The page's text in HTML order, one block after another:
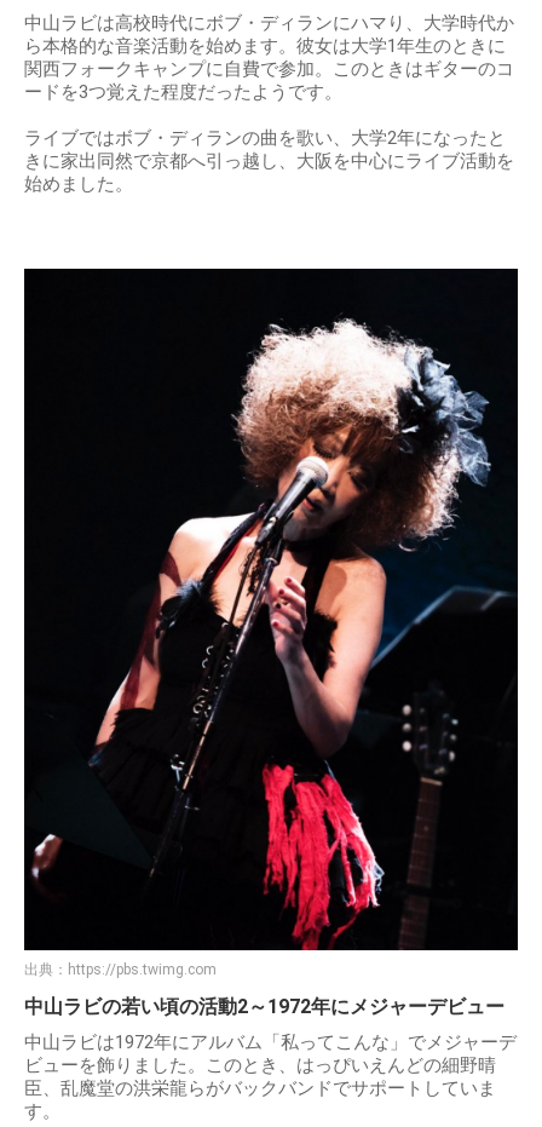
中山ラビは高校時代にボブ・ディランにハマり、大学時代か
ら本格的な音楽活動を始めます。彼女は大学1年生のときに
関西フォークキャンプに自費で参加。このときはギターのコ
ードを3つ覚えた程度だったようです。
ライブではボブ・ディランの曲を歌い、大学2年になったと
きに家出同然で京都へ引っ越し、大阪を中心にライブ活動を
始めました。
出典： https://pbs.twimg.com
中山ラビの若い頃の活動2～1972年にメジャーデビュー
中山ラビは1972年にアルバム「私ってこんな」でメジャーデ
ビューを飾りました。このとき、はっぴいえんどの細野晴
臣、乱魔堂の洪栄龍らがバックバンドでサポートしていま
す。